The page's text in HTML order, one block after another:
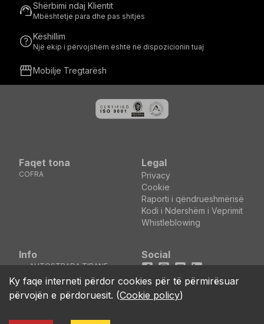
support_agentShërbimi ndaj Klientit
Mbështetje para dhe pas shitjes
helpKëshillim
Një ekip i përvojshëm është në dispozicionin tuaj
storefrontMobilje Tregtarësh
Faqet tona
COFRA
Legal
Privacy
Cookie
Raporti i qëndrueshmërisë
Kodi i Ndershëm i Veprimit
Whistleblowing
Info
location_on
AUTOSTRADA TIRANE
DURRES KM5 MEZEZ
KASHAR - TIRANE
(ALBANIA)
Social
Facebook
Instagram
Youtube
LinkedIn
Ky faqe interneti përdor cookies për të përmirësuar
përvojën e përdoruesit. (Cookie policy)